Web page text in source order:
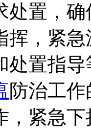
处置，
挥，紧
处置指
防治工
，紧急